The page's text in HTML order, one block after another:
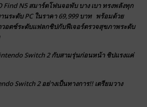
Find N5 สมาร์ตโฟนจอพับ บาง เบา ทรงพลังทุก
ระดับ PC ในราคา 69,999 บาท พร้อมด้วย
วอตช์ระดับแฟลกชิปกับฟีเจอร์ตรวจสุขภาพระดับ
Switch 2 กับสามรุ่นก่อนหน้า ชิปแรงแค่
Switch 2 อย่างเป็นทางการ!! เตรียมวาง